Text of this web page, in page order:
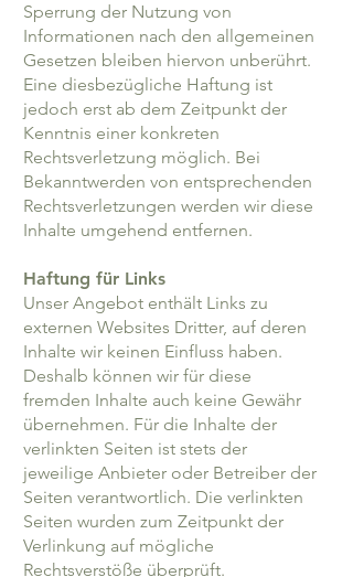
Sperrung der Nutzung von
Informationen nach den allgemeinen
Gesetzen bleiben hiervon unberührt.
Eine diesbezügliche Haftung ist
jedoch erst ab dem Zeitpunkt der
Kenntnis einer konkreten
Rechtsverletzung möglich. Bei
Bekanntwerden von entsprechenden
Rechtsverletzungen werden wir diese
Inhalte umgehend entfernen.
Haftung für Links
Unser Angebot enthält Links zu
externen Websites Dritter, auf deren
Inhalte wir keinen Einfluss haben.
Deshalb können wir für diese
fremden Inhalte auch keine Gewähr
übernehmen. Für die Inhalte der
verlinkten Seiten ist stets der
jeweilige Anbieter oder Betreiber der
Seiten verantwortlich. Die verlinkten
Seiten wurden zum Zeitpunkt der
Verlinkung auf mögliche
Rechtsverstöße überprüft.